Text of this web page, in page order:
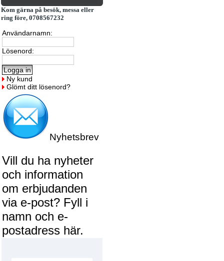
Kom gärna på besök, messa eller
ring före, 0708567232
Användarnamn:
Lösenord:
Ny kund
Glömt ditt lösenord?
Nyhetsbrev
Vill du ha nyheter
och information
om erbjudanden
via e-post? Fyll i
namn och e-
postadress här.